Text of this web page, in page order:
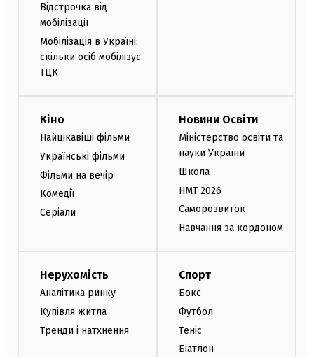
Відстрочка від
мобілізації
Мобілізація в Україні:
скільки осіб мобілізує
ТЦК
Кіно
Найцікавіші фільми
Українські фільми
Фільми на вечір
Комедії
Серіали
Новини Освіти
Міністерство освіти та
науки України
Школа
НМТ 2026
Саморозвиток
Навчання за кордоном
Нерухомість
Аналітика ринку
Купівля житла
Тренди і натхнення
Спорт
Бокс
Футбол
Теніс
Біатлон